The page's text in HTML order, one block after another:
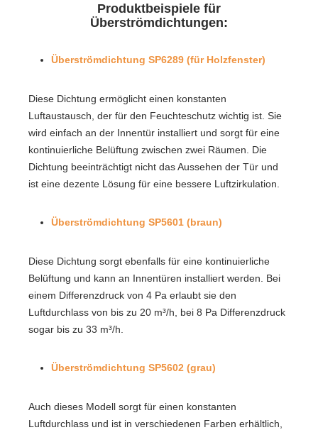
Produktbeispiele für
Überströmdichtungen:
Überströmdichtung SP6289 (für Holzfenster)
Diese Dichtung ermöglicht einen konstanten
Luftaustausch, der für den Feuchteschutz wichtig ist. Sie
wird einfach an der Innentür installiert und sorgt für eine
kontinuierliche Belüftung zwischen zwei Räumen. Die
Dichtung beeinträchtigt nicht das Aussehen der Tür und
ist eine dezente Lösung für eine bessere Luftzirkulation.
Überströmdichtung SP5601 (braun)
Diese Dichtung sorgt ebenfalls für eine kontinuierliche
Belüftung und kann an Innentüren installiert werden. Bei
einem Differenzdruck von 4 Pa erlaubt sie den
Luftdurchlass von bis zu 20 m³/h, bei 8 Pa Differenzdruck
sogar bis zu 33 m³/h.
Überströmdichtung SP5602 (grau)
Auch dieses Modell sorgt für einen konstanten
Luftdurchlass und ist in verschiedenen Farben erhältlich,